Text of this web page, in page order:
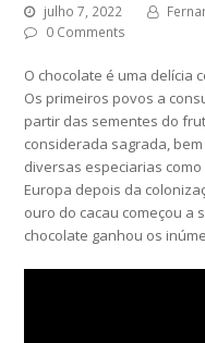
julho 7, 2022
0 Comments
O chocolate é uma delícia
Os primeiros povos a
partir das sementes do
considerada sagrada,
diversas especiarias
Europa depois da
ouro do cacau começou a
chocolate ganhou os